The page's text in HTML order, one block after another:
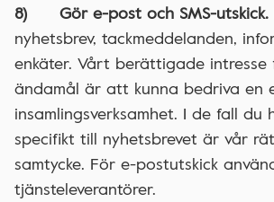
8) Gör e-post och SMS-utskick.
nyhetsbrev, tackmeddelanden,
enkäter. Vårt berättigade
ändamål är att kunna bedriva en
insamlingsverksamhet. I de fall du
specifikt till nyhetsbrevet är vår
samtycke. För e-postutskick
tjänsteleverantörer.